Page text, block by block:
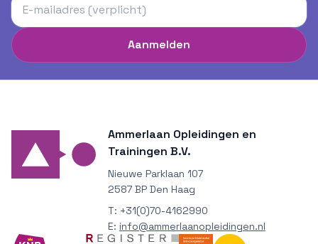
Aanmelden
Ammerlaan Opleidingen en
Trainingen B.V.
Nieuwe Parklaan 107
2587 BP Den Haag
T: +31(0)70-4162990
E: info@ammerlaanopleidingen.nl